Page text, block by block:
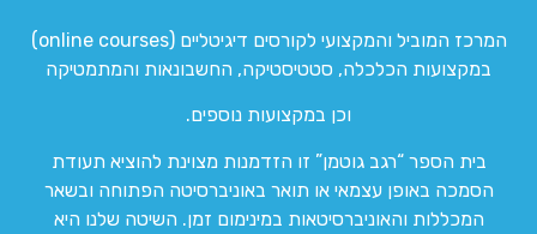
המרכז המוביל והמקצועי לקורסים דיגיטליים (online courses)
במקצועות הכלכלה, סטטיסטיקה, החשבונאות והמתמטיקה
וכן במקצועות נוספים.
בית הספר “רגב גוטמן” זו הזדמנות מצוינת להוציא תעודת
הסמכה באופן עצמאי או תואר באוניברסיטה הפתוחה ובשאר
המכללות והאוניברסיטאות במינימום זמן. השיטה שלנו היא